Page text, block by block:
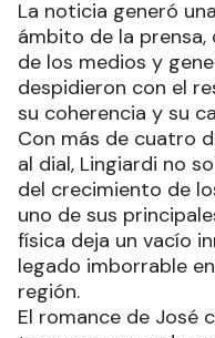
La noticia generó
ámbito de la
de los medios y
despidieron con el
su coherencia y su
Con más de cuatro
al dial, Lingiardi no
del crecimiento de
uno de sus
física deja un vacío
legado imborrable
región.
El romance de José